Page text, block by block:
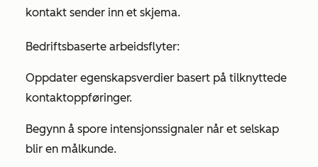
kontakt sender inn et skjema.
Bedriftsbaserte arbeidsflyter:
Oppdater egenskapsverdier basert på tilknyttede
kontaktoppføringer.
Begynn å spore intensjonssignaler når et selskap
blir en målkunde.